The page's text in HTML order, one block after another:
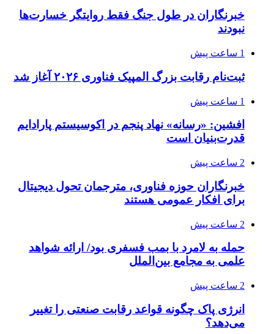
خبرنگاران در طول جنگ فقط روایتگر خسارت‌ها
نبودند
1 ساعت پیش
ثبت‌نام رقابت بزرگ المپیک فناوری ۲۰۲۶ آغاز شد
1 ساعت پیش
افشین: «رسانه» نهاد پنجم در اکوسیستم پارادایم
قدرت‌بنیان است
2 ساعت پیش
خبرنگاران حوزه فناوری، مترجمان تحول دیجیتال
برای افکار عمومی هستند
2 ساعت پیش
حمله به لامرد با بمب فسفری بود/ ارائه شواهد
علمی به مجامع بین‌الملل
2 ساعت پیش
انرژی پاک چگونه قواعد رقابت صنعتی را تغییر
می‌دهد؟